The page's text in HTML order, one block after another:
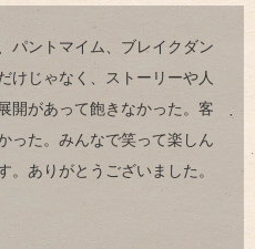
パントマイム、ブレイクダン
けじゃなく、ストーリーや人
開があって飽きなかった。客
った。みんなで笑って楽しん
。ありがとうございました。